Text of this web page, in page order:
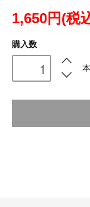
1,650円(税
購入数
本